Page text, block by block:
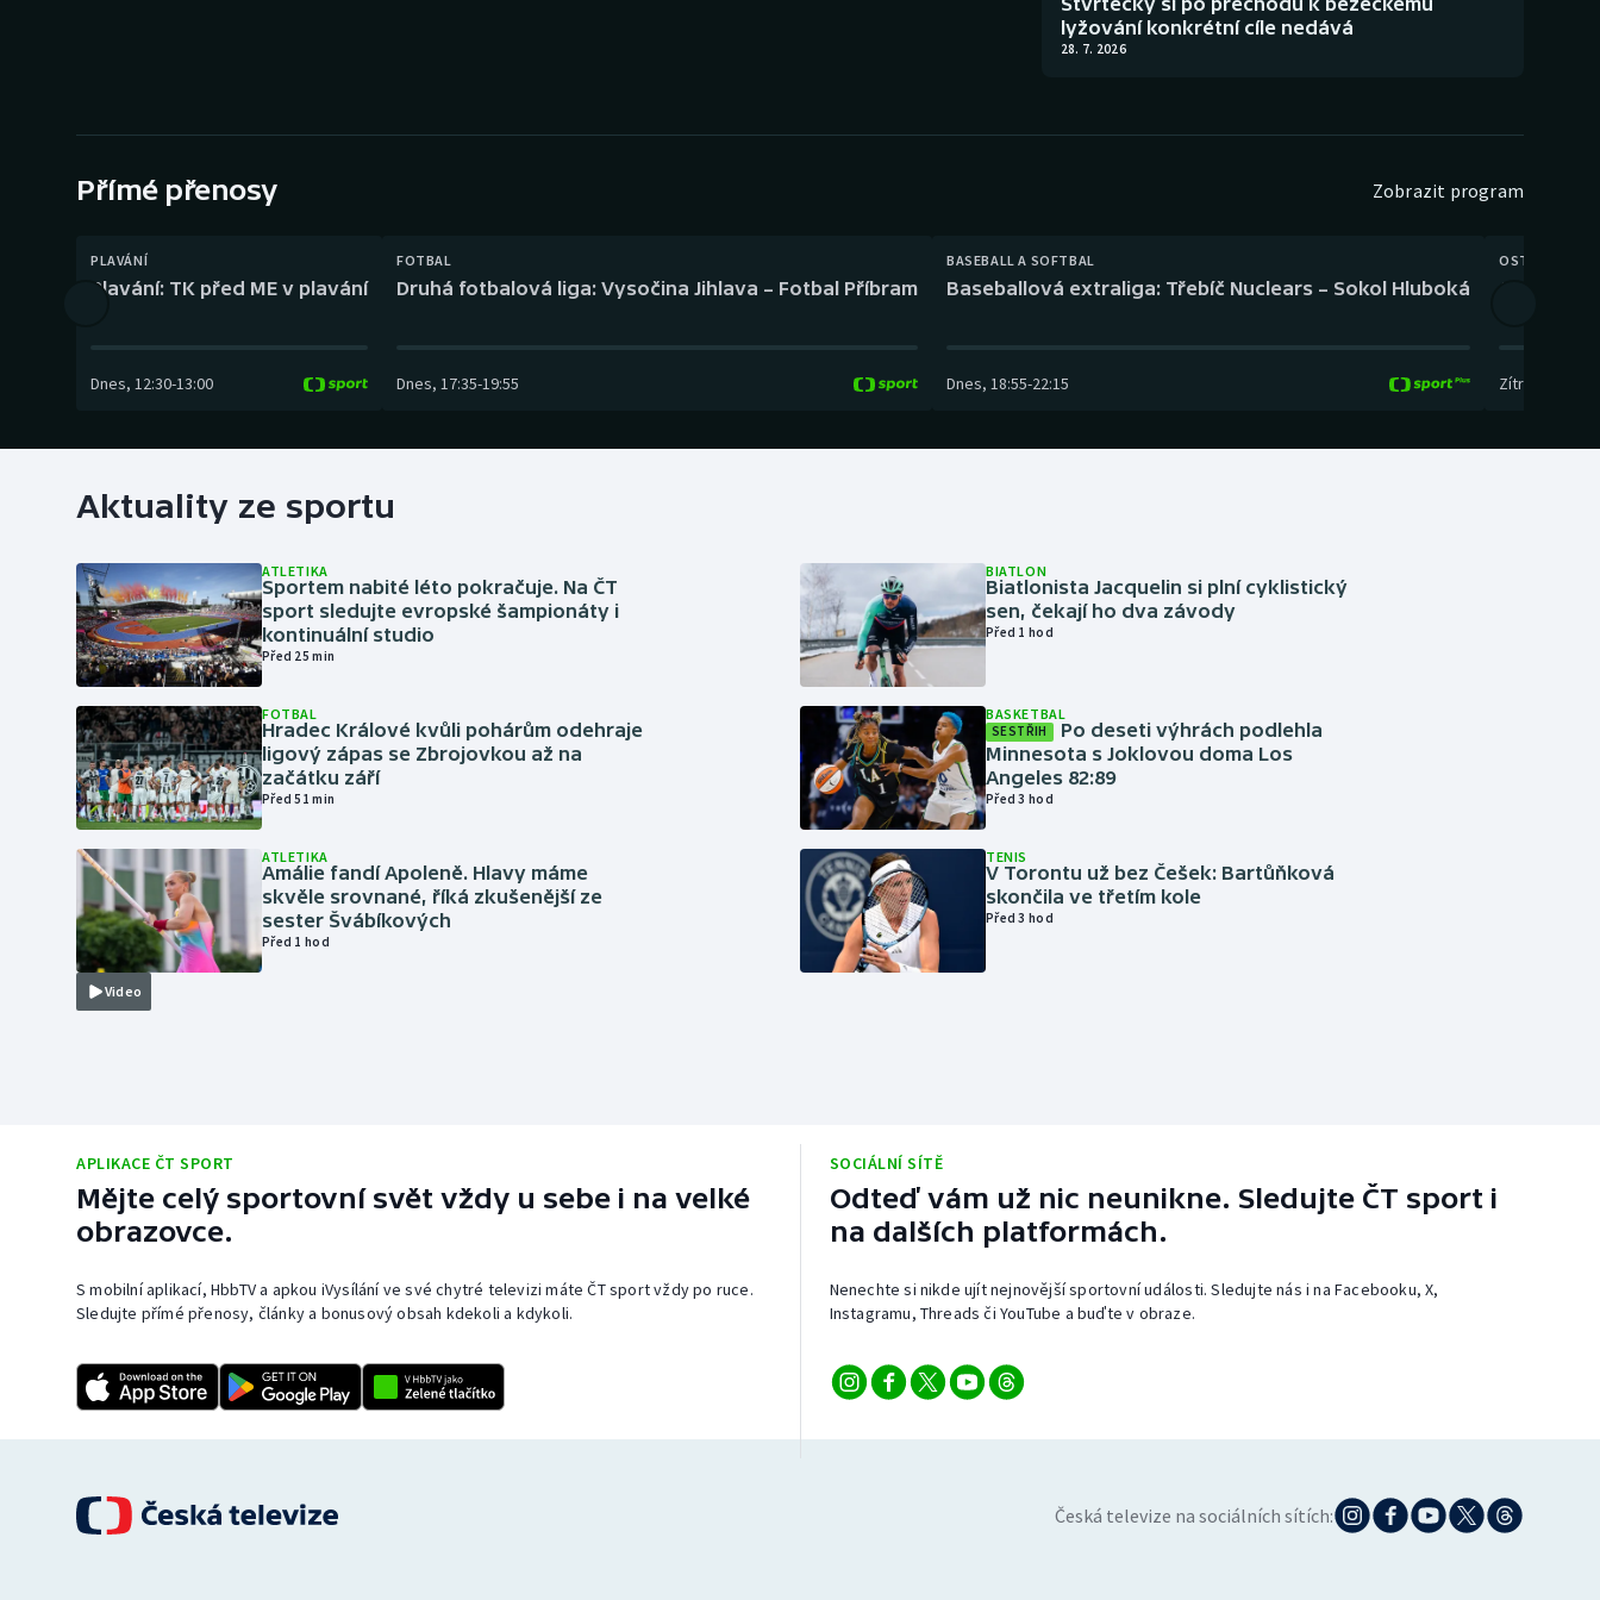
Gymnastika Plážový volejbal
lyžování konkrétní cíle nedává
28. 7. 2026
Přímé přenosy Zobrazit program
PLAVÁNÍ
Plavání: TK před ME v plavání
Dnes, 12:30-13:00
FOTBAL
Druhá fotbalová liga: Vysočina Jihlava – Fotbal Příbram
Dnes, 17:35-19:55
BASEBALL A SOFTBAL
Baseballová extraliga: Třebíč Nuclears – Sokol Hluboká
Dnes, 18:55-22:15
OSTATNÍ
Zítra
Aktuality ze sportu
ATLETIKA
Sportem nabité léto pokračuje. Na ČT
sport sledujte evropské šampionáty i
kontinuální studio
Před 25 min
FOTBAL
Hradec Králové kvůli pohárům odehraje
ligový zápas se Zbrojovkou až na
začátku září
Před 51 min
Video
ATLETIKA
Amálie fandí Apoleně. Hlavy máme
skvěle srovnané, říká zkušenější ze
sester Švábíkových
Před 1 hod
BIATLON
Biatlonista Jacquelin si plní cyklistický
sen, čekají ho dva závody
Před 1 hod
BASKETBAL
SESTŘIH
Po deseti výhrách podlehla
Minnesota s Joklovou doma Los
Angeles 82:89
Před 3 hod
TENIS
V Torontu už bez Češek: Bartůňková
skončila ve třetím kole
Před 3 hod
APLIKACE ČT SPORT
Mějte celý sportovní svět vždy u sebe i na velké
obrazovce.
S mobilní aplikací, HbbTV a apkou iVysílání ve své chytré televizi máte ČT sport vždy po ruce.
Sledujte přímé přenosy, články a bonusový obsah kdekoli a kdykoli.
SOCIÁLNÍ SÍTĚ
Odteď vám už nic neunikne. Sledujte ČT sport i
na dalších platformách.
Nenechte si nikde ujít nejnovější sportovní události. Sledujte nás i na Facebooku, X,
Instagramu, Threads či YouTube a buďte v obraze.
Česká televize na sociálních sítích: